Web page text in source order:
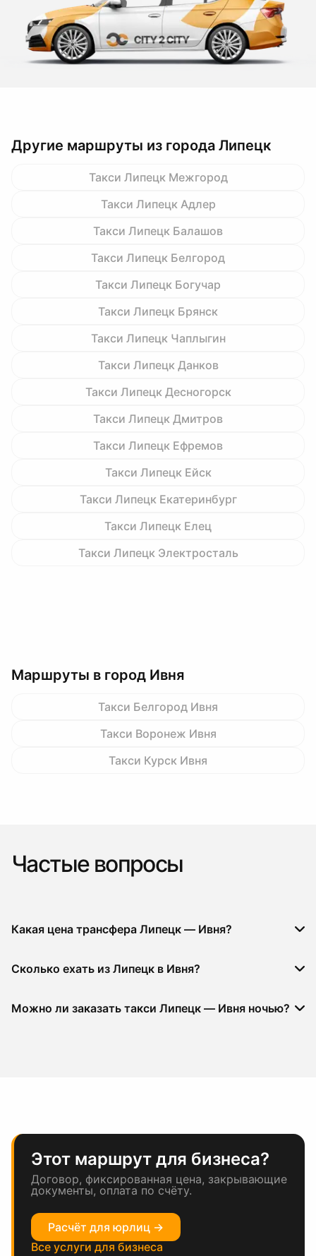
Другие маршруты из города Липецк
Такси Липецк Межгород
Такси Липецк Адлер
Такси Липецк Балашов
Такси Липецк Белгород
Такси Липецк Богучар
Такси Липецк Брянск
Такси Липецк Чаплыгин
Такси Липецк Данков
Такси Липецк Десногорск
Такси Липецк Дмитров
Такси Липецк Ефремов
Такси Липецк Ейск
Такси Липецк Екатеринбург
Такси Липецк Елец
Такси Липецк Электросталь
Маршруты в город Ивня
Такси Белгород Ивня
Такси Воронеж Ивня
Такси Курск Ивня
Частые вопросы
Какая цена трансфера Липецк — Ивня?
Сколько ехать из Липецк в Ивня?
Можно ли заказать такси Липецк — Ивня ночью?
Этот маршрут для бизнеса?
Договор, фиксированная цена, закрывающие
документы, оплата по счёту.
Расчёт для юрлиц →
Все услуги для бизнеса